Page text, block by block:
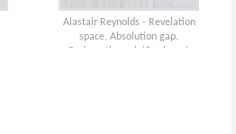
Alastair Reynolds - Revelation
space. Absolution gap.
Redemption ark (3 volume)